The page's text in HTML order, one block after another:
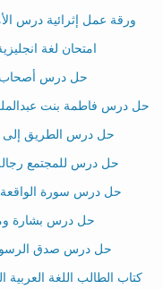
ورقة عمل إثرائية درس
امتحان لغة
حل درس أصحاب
حل درس فاطمة بنت
حل درس الطريق إلى
حل درس للمجتمع
حل درس سورة الواقعة 57-74 تربية اسلامية الصف
حل درس بشارة
حل درس صدق الرسول سورة يس
كتاب الطالب اللغة العربية